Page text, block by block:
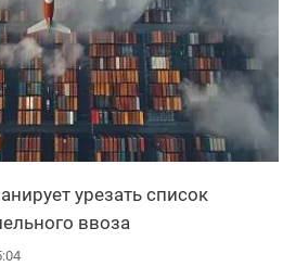
урезать список
ввоза